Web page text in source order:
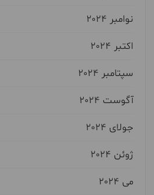
نوامبر 2024
اکتبر 2024
سپتامبر 2024
آگوست 2024
جولای 2024
ژوئن 2024
می 2024